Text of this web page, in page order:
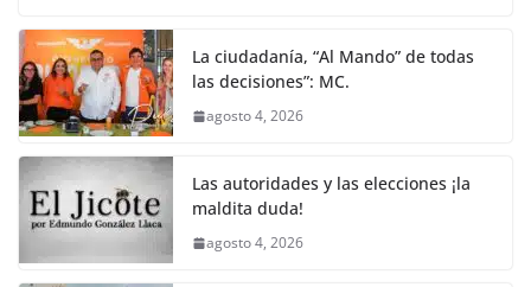
k
c
e
b
o
o
k
itt
er s
A
p
e
n
er
gr
a
p
La ciudadanía, “Al Mando” de todas
las decisiones”: MC.
agosto 4, 2026
Las autoridades y las elecciones ¡la
maldita duda!
agosto 4, 2026